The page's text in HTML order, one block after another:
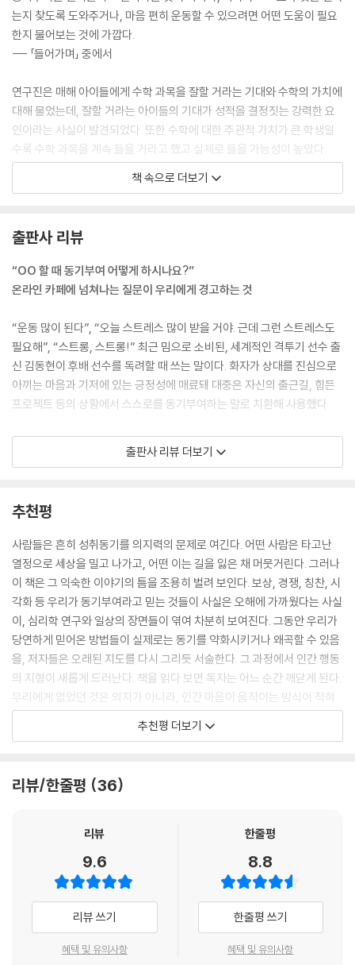
는지 찾도록 도와주거나, 마음 편히 운동할 수 있으려면 어떤 도움이 필요
한지 물어보는 것에 가깝다.
--- 「들어가며」 중에서
연구진은 매해 아이들에게 수학 과목을 잘할 거라는 기대와 수학의 가치에
대해 물었는데, 잘할 거라는 아이들의 기대가 성적을 결정짓는 강력한 요
인이라는 사실이 발견되었다. 또한 수학에 대한 주관적 가치가 큰 학생일
수록 수학 과목을 계속 들을 거라고 했고 실제로 들을 가능성이 높았다.
--- 「1장 무기력한 사람 vs 의욕이 넘치는 사람」 중에서
은 학생들이 퍼즐을 더하는지를 몰래 관찰했다. 결과는 명확했다. 유급으
로 퍼즐을 맞춘 학생들은 보상에 대해 알게 되기 전보다 퍼즐을 적게 맞추
었고 그 수는 무급으로 한 학생들보다도 적었다. 결론은 무엇일까? 개인이
다는 것이다.
--- 「2장 인센티브가 사람을 움직인다는 오해」 중에서
마감일이나 보상 등의 형태로 나타나는 압박감은 우리의 행동에 대한 경험
자체를 바꾼다. 선택의 여지가 있고 재미있는 행동에서 부담스럽고 강압적
승리에 대한 압박감이라고 볼 수 있을 것이다.
--- 「3장 성과를 내려면 경쟁이 답이라는 통념」 중에서
을 습득하는 전략을 실행하는 것도 목표 달성의 중요한 부분이다. 그러한
상태에서 실패를 경험한다면 미래의 동기는 위험에 놓일 수밖에 없다. 자
기 효능감에 부정적인 영향을 미치기 때문이다.
--- 「4장 왜 나는 항상 생각만 하고 말까?」 중에서
우리가 성공을 시각화하면 현실이 된다고 믿는 또 다른 이유는 심리학자들
이 ‘가용성 휴리스틱’이라고 부르는 것 때문이다. 이것은 상상하기 쉬운 시
나리오일수록 실제로 일어날 것이라고 믿을 가능성이 커지는 현상을 말한
다.
--- 「5장 목표를 생생하게 그리면 성공한다고? 진짜?」 중에서
어려운 목표를 받은 학생들의 성적이 가장 높았다. 이 사실은 교육, 영업,
운 목표가 효과적으로 작동하기 위해서는 한 가지만 주의하면 된다. 어려
워도 현실적이고 달성 가능한 목표로 인식되어야 한다는 것이다.
그는 학생들에게 새해 목표를 적게 하고 그 목표를 추구하려는 이유를 조
사했다. 그 결과, 자율적인 이유로 목표를 추구하는 학생들일수록 통제적
인 이유로 목표를 추구하는 이들보다 큰 진전을 보였다. 또한 자율적인 목
표를 지닌 학생들은 목표를 추구할 준비가 되어 있다고 말했다. 스스로 주
도한다는 감각이 목표 달성에 중요한 것이다.
--- 「6장 “언젠가 때가 오겠지”」 중에서
책 속으로 더보기
출판사 리뷰
“OO 할 때 동기부여 어떻게 하시나요?”
온라인 카페에 넘쳐나는 질문이 우리에게 경고하는 것
“운동 많이 된다”, “오늘 스트레스 많이 받을 거야. 근데 그런 스트레스도
필요해”, “스트롱, 스트롱!” 최근 밈으로 소비된, 세계적인 격투기 선수 출
신 김동현이 후배 선수를 독려할 때 쓰는 말이다. 화자가 상대를 진심으로
아끼는 마음과 기저에 있는 긍정성에 매료돼 대중은 자신의 출근길, 힘든
프로젝트 등의 상황에서 스스로를 동기부여하는 말로 치환해 사용했다.
이처럼 일상 속에서 동기부여를 원하는 사람들의 욕구는 어렵지 않게 볼
수 있다. 검색포털에 “동기부여”를 검색하면 온라인 카페에는 동기부여를
다. 아이가 의욕이 없다는 하소연, 공부 동기부여를 해주려면 어떻게 해야
하는지 묻는 글에서는 답답함마저 읽힌다.
그런데 동기부여에 대한 우리의 상식이 틀렸다면 어떻게 될까? 안타깝지
만 목표는 영원히 달성할 수 없는 영역으로 남을 것이다. 이 책은 미국 클라
크 대학교 심리학 교수 웬디 그롤닉, 오클라호마 대학교 교육심리학 교수
벤저민 헤디, UC 버클리 교육대학 교수 프랭크 워렐 등 동기부여 분야의
세계적 권위자들이 공동 집필했다. 저자들은 수십 년간의 심리학 연구와
뇌과학적 근거를 바탕으로, 우리가 흔히 믿어온 성공의 법칙들이 오히려
동기를 약화시켜 원하는 삶과 멀어지게 할 수 있다고 경고한다.
왜 누구는 자신을 한계까지 밀어붙이고
누구는 그렇지 못할까?
저자들은 500여 명을 대상으로 한 설문조사를 통해 일반 대중이 가장 많
기부여 시스템이 다르다는 믿음이다. 이는 행동에 대한 귀인 오류에 의한
것으로, 자신의 행동을 평가할 때는 자신이 처한 상황 때문이라고 생각하
고 타인을 평가할 때는 기질 탓을 하는 경향 때문이다. 또한 재능에 대한 칭
찬은 실패를 겪을 때 “나는 능력이 없다”라는 결론에 이르게 해 오히려 회
복탄력성을 앗아가며, 95%가 동기부여에 효과적이라고 믿는 보상과 인센
티브는 단기적인 효과는 있을지언정 장기적으로는 내재적 동기를 파괴하
고 창의성을 저하한다. 나아가 많은 이들이 성공 전략으로 꼽는 생생한 시
출판사 리뷰 더보기
추천평
사람들은 흔히 성취동기를 의지력의 문제로 여긴다. 어떤 사람은 타고난
열정으로 세상을 밀고 나가고, 어떤 이는 길을 잃은 채 머뭇거린다. 그러나
이 책은 그 익숙한 이야기의 틈을 조용히 벌려 보인다. 보상, 경쟁, 칭찬, 시
각화 등 우리가 동기부여라고 믿는 것들이 사실은 오해에 가까웠다는 사실
이, 심리학 연구와 일상의 장면들이 엮여 차분히 보여진다. 그동안 우리가
당연하게 믿어온 방법들이 실제로는 동기를 약화시키거나 왜곡할 수 있음
을, 저자들은 오래된 지도를 다시 그리듯 서술한다. 그 과정에서 인간 행동
의 지형이 새롭게 드러난다. 책을 읽다 보면 독자는 어느 순간 깨닫게 된다.
우리에게 없었던 것은 의지가 아니라, 인간 마음이 움직이는 방식이 적혀
있는 지도였다는 사실을. 대개 의지력이 부족하다고 스스로를 자책하거나,
의욕이 너무 없다고 누군가를 질책하지만 이 책은 조용히 묻는다. 진짜 문
뇌과학자의 눈으로 보면 이 책은 또 다른 층위에서 읽힌다. 인간의 행동을
고 작은 성공 경험이 만들어내는 신경적 순환이다. 우리는 행동하기 때문
말하는 “작은 실행의 시작”은 사실 뇌의 학습 시스템이 작동하는 방식과
정확히 맞닿아 있다. 동기는 머릿속에서 갑자기 솟아나는 불꽃이 아니라,
행동과 피드백이 반복되며 형성되는 신경생물학적 습관에 가깝다. 그래서
이 책은 동기부여에 관한 조언을 넘어 인간 행동이 어떻게 형성되고 지속
되는지를 보여주는 하나의 조용한 뇌과학 이야기로도 읽힌다.
추천평 더보기
리뷰/한줄평 36
리뷰
9.6
리뷰 쓰기
혜택 및 유의사항
한줄평
8.8
한줄평 쓰기
혜택 및 유의사항